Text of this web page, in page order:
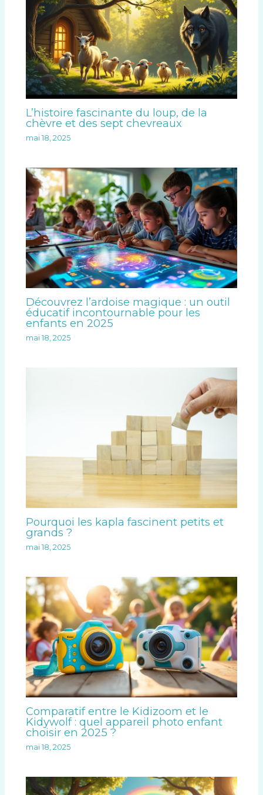
L’histoire fascinante du loup, de la
chèvre et des sept chevreaux
mai 18, 2025
Découvrez l’ardoise magique : un outil
éducatif incontournable pour les
enfants en 2025
mai 18, 2025
Pourquoi les kapla fascinent petits et
grands ?
mai 18, 2025
Comparatif entre le Kidizoom et le
Kidywolf : quel appareil photo enfant
choisir en 2025 ?
mai 18, 2025